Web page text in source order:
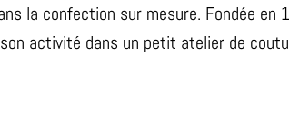
la confection sur mesure. Fondée
activité dans un petit atelier de